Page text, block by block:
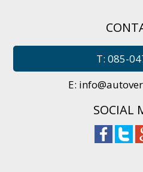
T: 085-
E:
SOCIAL